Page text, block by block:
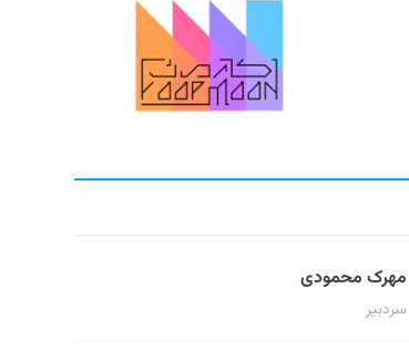
مهرک محمودی
سردبیر